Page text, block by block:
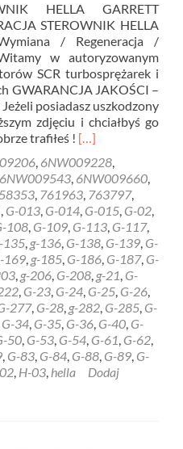
HELLA GARRETT
STEROWNIK HELLA
/ Regeneracja /
w autoryzowanym
SCR turbosprężarek i
GWARANCJA JAKOŚCI –
posiadasz uszkodzony
zdjęciu i chciałbyś go
trafiłeś ! Read
about
REGENERACJA
STEROWNIK
HELLA
GARRETT
6NW009228
Ełk
[…]
, 6NW009228,
6NW009543, 6NW009660,
, 761963, 763797,
, G-013, G-014, G-015, G-02,
108, G-109, G-113, G-117,
135, g-136, G-138, G-139, G-
169, g-185, G-186, G-187, G-
, g-206, G-208, g-21, G-
, G-23, G-24, G-25, G-26,
277, G-28, g-282, G-285, G-
G-34, G-35, G-36, G-40, G-
50, G-53, G-54, G-61, G-62,
, G-83, G-84, G-88, G-89, G-
, H-03, hella
Dodaj